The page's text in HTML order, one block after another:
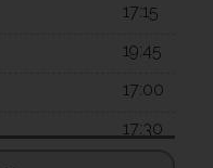
17:15
19:45
17:00
17:30